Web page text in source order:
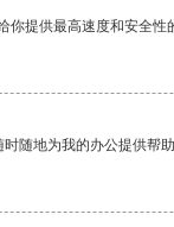
你提供最高速度和安全性
随地为我的办公提供帮助